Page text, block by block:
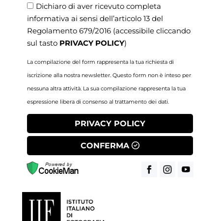
Dichiaro di aver ricevuto completa
informativa ai sensi dell’articolo 13 del
Regolamento 679/2016 (accessibile cliccando
sul tasto PRIVACY POLICY)
La compilazione del form rappresenta la tua richiesta di
iscrizione alla nostra newsletter. Questo form non è inteso per
nessuna altra attività. La sua compilazione rappresenta la tua
espressione libera di consenso al trattamento dei dati.
PRIVACY POLICY
CONFERMA